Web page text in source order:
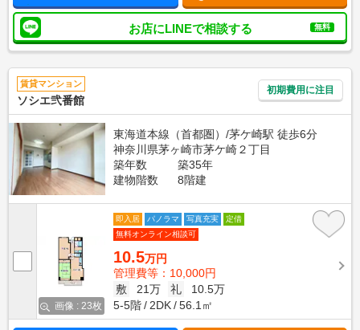
お店にLINEで相談する 無料
賃貸マンション
ソシエ弐番館
初期費用に注目
東海道本線（首都圏）/茅ケ崎駅 徒歩6分
神奈川県茅ヶ崎市茅ケ崎２丁目
築年数
築35年
建物階数
8階建
画像 : 23枚
即入居 パノラマ 写真充実
定借
無料オンライン相談可
10.5万円
管理費等：10,000円
敷
21万 礼
10.5万
5-5階
2DK 56.1㎡